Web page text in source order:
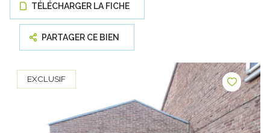
TÉLÉCHARGER LA FICHE
PARTAGER CE BIEN
EXCLUSIF